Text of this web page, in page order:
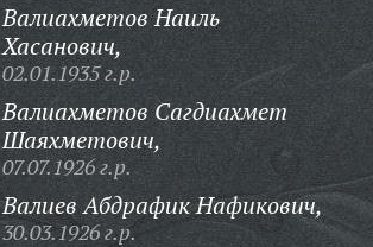
Валиахметов Наиль
Хасанович,
02.01.1935 г.р.
Валиахметов Сагдиахмет
Шаяхметович,
07.07.1926 г.р.
Валиев Абдрафик Нафикович,
30.03.1926 г.р.